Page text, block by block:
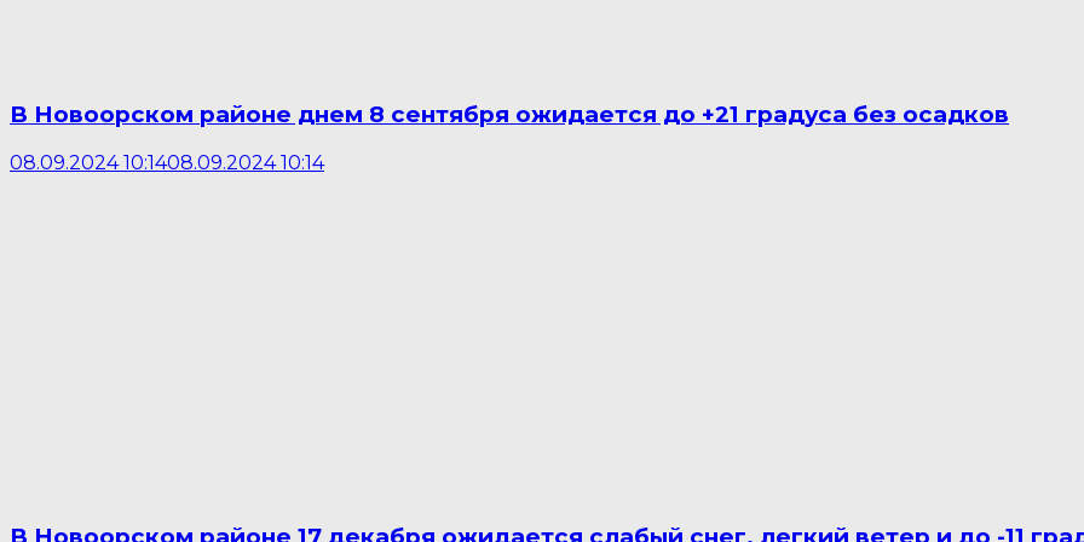
В Новоорском районе днем 8 сентября ожидается до +21 градуса без осадков
08.09.2024 10:1408.09.2024 10:14
В Новоорском районе 17 декабря ожидается слабый снег, легкий ветер и до -11